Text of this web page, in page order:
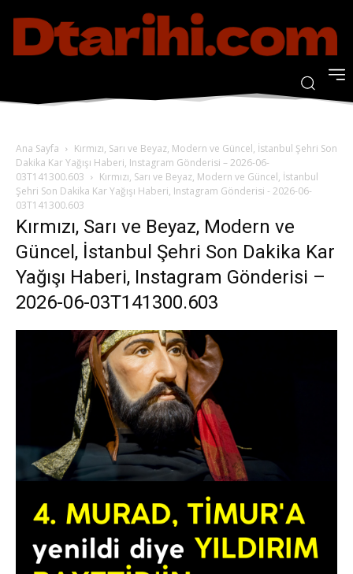
Ana Sayfa
Kırmızı, Sarı ve Beyaz, Modern ve Güncel, İstanbul Şehri Son
Dakika Kar Yağışı Haberi, Instagram Gönderisi – 2026-06-
03T141300.603
Kırmızı, Sarı ve Beyaz, Modern ve Güncel, İstanbul
Şehri Son Dakika Kar Yağışı Haberi, Instagram Gönderisi - 2026-06-
03T141300.603
Kırmızı, Sarı ve Beyaz, Modern ve
Güncel, İstanbul Şehri Son Dakika Kar
Yağışı Haberi, Instagram Gönderisi –
2026-06-03T141300.603